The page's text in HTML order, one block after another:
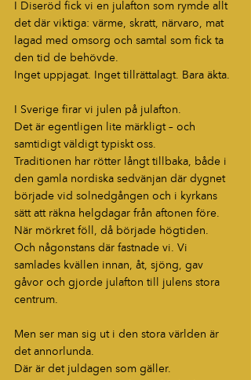
I Diseröd fick vi en julafton som rymde allt
det där viktiga: värme, skratt, närvaro, mat
lagad med omsorg och samtal som fick ta
den tid de behövde.
Inget uppjagat. Inget tillrättalagt. Bara äkta.
I Sverige firar vi julen på julafton.
Det är egentligen lite märkligt – och
samtidigt väldigt typiskt oss.
Traditionen har rötter långt tillbaka, både i
den gamla nordiska sedvänjan där dygnet
började vid solnedgången och i kyrkans
sätt att räkna helgdagar från aftonen före.
När mörkret föll, då började högtiden.
Och någonstans där fastnade vi. Vi
samlades kvällen innan, åt, sjöng, gav
gåvor och gjorde julafton till julens stora
centrum.
Men ser man sig ut i den stora världen är
det annorlunda.
Där är det juldagen som gäller.